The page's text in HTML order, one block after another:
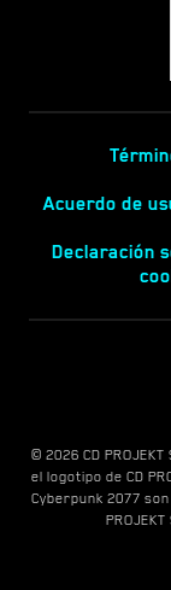
Acuerdo de
Declaración
© 2026 CD
el logotipo de CD
Cyberpunk 2077